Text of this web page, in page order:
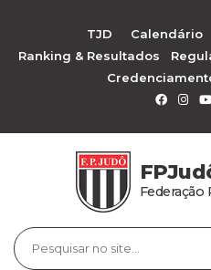
TJD Calendário
Ranking & Resultados
Federação